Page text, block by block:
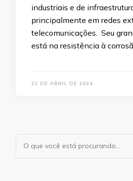
industriais e de
principalmente em redes
telecomunicações. Seu
está na resistência à
22 DE ABRIL DE 2024
Procurando
algo?